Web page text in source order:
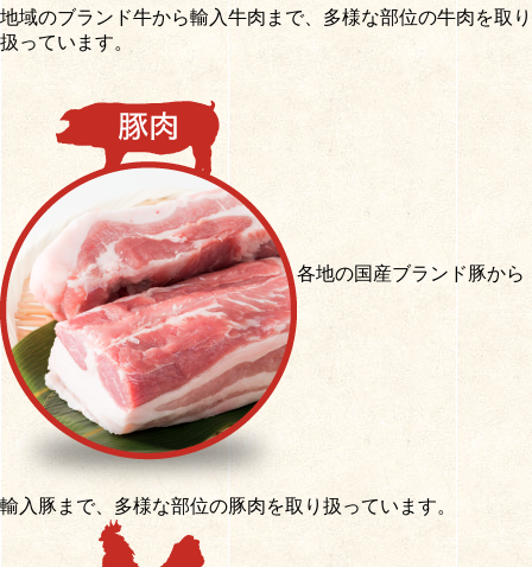
地域のブランド牛から輸入牛肉まで、多様な部位の牛肉を取り
扱っています。
各地の国産ブランド豚から
輸入豚まで、多様な部位の豚肉を取り扱っています。